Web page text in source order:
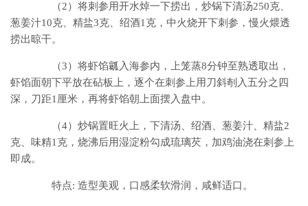
（2）将刺参用开水焯一下捞出，炒锅下清汤250克、
葱姜汁10克、精盐3克、绍酒1克，中火烧开下刺参，慢火煨透
捞出晾干。
（3）将虾馅瓤入海参内，上笼蒸8分钟至熟透取出，
虾馅面朝下平放在砧板上，逐个在刺参上用刀斜剞入五分之四
深，刀距1厘米，再将虾馅朝上面摆入盘中。
（4）炒锅置旺火上，下清汤、绍酒、葱姜汁、精盐2
克、味精1克，烧沸后用湿淀粉勾成琉璃芡，加鸡油浇在刺参上
即成。
特点: 造型美观，口感柔软滑润，咸鲜适口。